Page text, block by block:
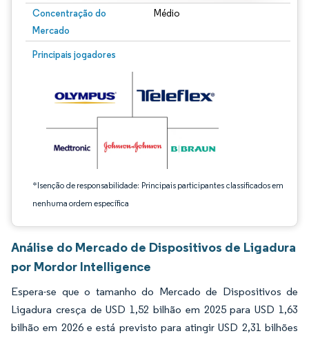
Concentração do
Mercado
Médio
Principais jogadores
*Isenção de responsabilidade: Principais participantes classificados em
nenhuma ordem específica
Imagem © Mordor Intelligence. O reuso requer atribuição conforme CC BY 4.0.
Análise do Mercado de Dispositivos de Ligadura
por Mordor Intelligence
Espera-se que o tamanho do Mercado de Dispositivos de
Ligadura cresça de USD 1,52 bilhão em 2025 para USD 1,63
bilhão em 2026 e está previsto para atingir USD 2,31 bilhões